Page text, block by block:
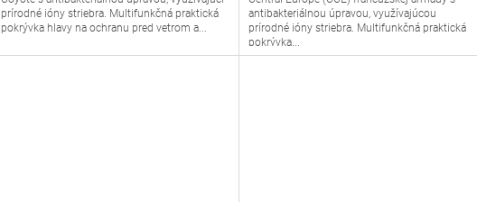
prírodné ióny striebra. Multifunkčná praktická
pokrývka hlavy na ochranu pred vetrom a...
antibakteriálnou úpravou, využívajúcou
prírodné ióny striebra. Multifunkčná praktická
pokrývka...